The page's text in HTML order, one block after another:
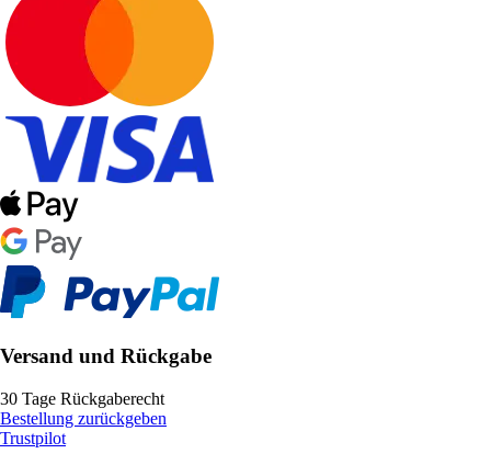
Versand und Rückgabe
30 Tage Rückgaberecht
Bestellung zurückgeben
Trustpilot